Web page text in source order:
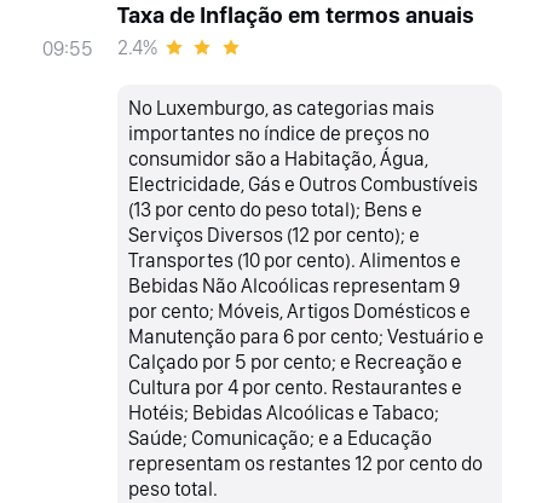
09:55
Taxa de Inflação em termos anuais
2.4%
No Luxemburgo, as categorias mais
importantes no índice de preços no
consumidor são a Habitação, Água,
Electricidade, Gás e Outros Combustíveis
(13 por cento do peso total); Bens e
Serviços Diversos (12 por cento); e
Transportes (10 por cento). Alimentos e
Bebidas Não Alcoólicas representam 9
por cento; Móveis, Artigos Domésticos e
Manutenção para 6 por cento; Vestuário e
Calçado por 5 por cento; e Recreação e
Cultura por 4 por cento. Restaurantes e
Hotéis; Bebidas Alcoólicas e Tabaco;
Saúde; Comunicação; e a Educação
representam os restantes 12 por cento do
peso total.